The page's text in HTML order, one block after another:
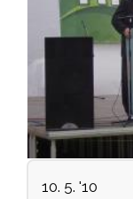
10. 5. '10